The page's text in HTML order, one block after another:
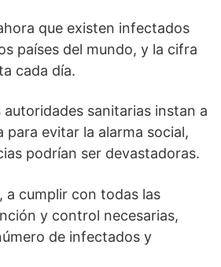
que existen infectados
países del mundo, y la cifra
cada día.
autoridades sanitarias instan a
para evitar la alarma social,
podrían ser devastadoras.
a cumplir con todas las
y control necesarias,
de infectados y